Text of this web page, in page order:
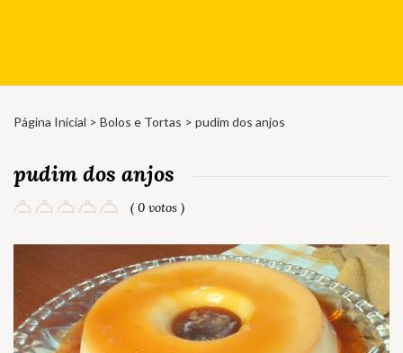
Página Inicial > Bolos e Tortas > pudim dos anjos
pudim dos anjos
( 0 votos )